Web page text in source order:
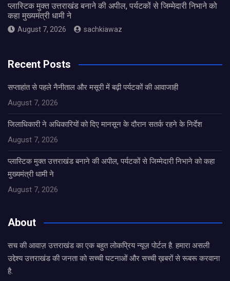
प्लास्टिक मुक्त उत्तराखंड बनाने की अपील, पर्यटकों से जिम्मेदारी निभाने को
कहा मुख्यमंत्री धामी ने
August 7, 2026 sachkiawaz
Recent Posts
सप्ताहांत से पहले नैनीताल और मसूरी में बढ़ी पर्यटकों की आवाजाही
August 7, 2026
जिलाधिकारी ने अधिकारियों को दिए मानसून के दौरान सतर्क रहने के निर्देश
August 7, 2026
प्लास्टिक मुक्त उत्तराखंड बनाने की अपील, पर्यटकों से जिम्मेदारी निभाने को कहा
मुख्यमंत्री धामी ने
August 7, 2026
About
सच की आवाज़ उत्तराखंड का एक बहुत लोकप्रिय न्यूज़ पोर्टल है. हमारा असली
उद्देश्य उत्तराखंड की जनता को सच्ची घटनाओं और सच्ची ख़बरों से रूबरू करवाना
है.